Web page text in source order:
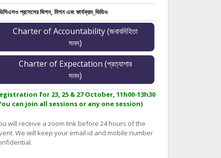
প্রসেসের ভিশন, মিশন এবং কার্যক্রম_ভিডিও
Charter of Accountability (জবাবদিহিতা
সনদ)
Charter of Expectation (প্রত্যাশার
সনদ)
for 23, 25 & 27 October, 11h00-13h30
can join all sessions or any one session)
will receive a zoom link before 24 hours of the
We will keep your email id and mobile number